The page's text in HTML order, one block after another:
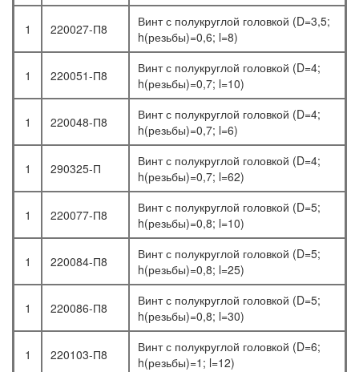
1 220027-П8
Винт с полукруглой головкой (D=3,5;
h(резьбы)=0,6; l=8)
1 220051-П8
Винт с полукруглой головкой (D=4;
h(резьбы)=0,7; l=10)
1 220048-П8
Винт с полукруглой головкой (D=4;
h(резьбы)=0,7; l=6)
1 290325-П
Винт с полукруглой головкой (D=4;
h(резьбы)=0,7; l=62)
1 220077-П8
Винт с полукруглой головкой (D=5;
h(резьбы)=0,8; l=10)
1 220084-П8
Винт с полукруглой головкой (D=5;
h(резьбы)=0,8; l=25)
1 220086-П8
Винт с полукруглой головкой (D=5;
h(резьбы)=0,8; l=30)
1 220103-П8
Винт с полукруглой головкой (D=6;
h(резьбы)=1; l=12)